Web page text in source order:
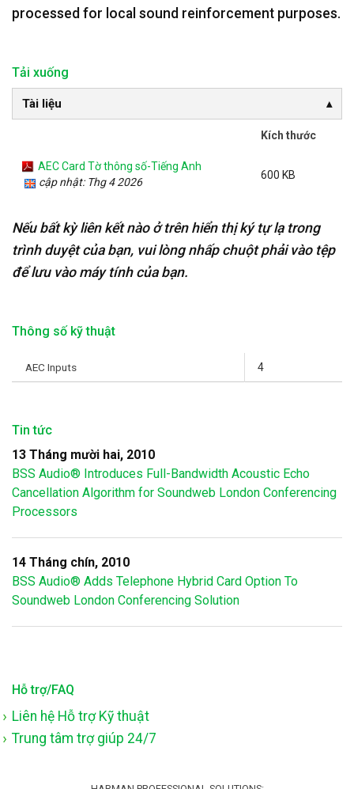
processed for local sound reinforcement purposes.
Tải xuống
Tài liệu
Kích thước
AEC Card Tờ thông số-Tiếng Anh
cập nhật: Thg 4 2026
600 KB
Nếu bất kỳ liên kết nào ở trên hiển thị ký tự lạ trong
trình duyệt của bạn, vui lòng nhấp chuột phải vào tệp
để lưu vào máy tính của bạn.
Thông số kỹ thuật
AEC Inputs 4
Tin tức
13 Tháng mười hai, 2010
BSS Audio® Introduces Full-Bandwidth Acoustic Echo
Cancellation Algorithm for Soundweb London Conferencing
Processors
14 Tháng chín, 2010
BSS Audio® Adds Telephone Hybrid Card Option To
Soundweb London Conferencing Solution
Hỗ trợ/FAQ
Liên hệ Hỗ trợ Kỹ thuật
Trung tâm trợ giúp 24/7